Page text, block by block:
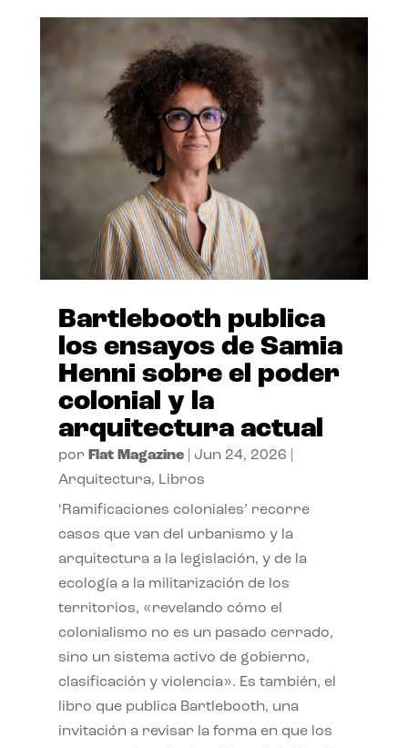
Bartlebooth publica
los ensayos de Samia
Henni sobre el poder
colonial y la
arquitectura actual
por Flat Magazine| Jun 24, 2026
Arquitectura, Libros
‘Ramificaciones coloniales’ recorre
casos que van del urbanismo y la
arquitectura a la legislación, y de la
ecología a la militarización de los
territorios, «revelando cómo el
colonialismo no es un pasado cerrado,
sino un sistema activo de gobierno,
clasificación y violencia». Es también, el
libro que publica Bartlebooth, una
invitación a revisar la forma en que los